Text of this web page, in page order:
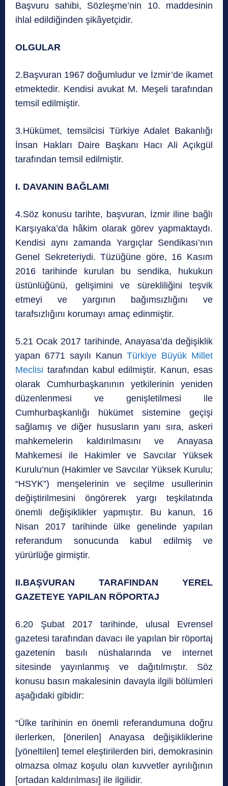
Başvuru sahibi, Sözleşme’nin 10. maddesinin
ihlal edildiğinden şikâyetçidir.
OLGULAR
2.Başvuran 1967 doğumludur ve İzmir’de ikamet
etmektedir. Kendisi avukat M. Meşeli tarafından
temsil edilmiştir.
3.Hükümet, temsilcisi Türkiye Adalet Bakanlığı
İnsan Hakları Daire Başkanı Hacı Ali Açıkgül
tarafından temsil edilmiştir.
I. DAVANIN BAĞLAMI
4.Söz konusu tarihte, başvuran, İzmir iline bağlı
Karşıyaka’da hâkim olarak görev yapmaktaydı.
Kendisi aynı zamanda Yargıçlar Sendikası’nın
Genel Sekreteriydi. Tüzüğüne göre, 16 Kasım
2016 tarihinde kurulan bu sendika, hukukun
üstünlüğünü, gelişimini ve sürekliliğini teşvik
etmeyi ve yargının bağımsızlığını ve
tarafsızlığını korumayı amaç edinmiştir.
5.21 Ocak 2017 tarihinde, Anayasa’da değişiklik
yapan 6771 sayılı Kanun Türkiye Büyük Millet
Meclisi tarafından kabul edilmiştir. Kanun, esas
olarak Cumhurbaşkanının yetkilerinin yeniden
düzenlenmesi ve genişletilmesi ile
Cumhurbaşkanlığı hükümet sistemine geçişi
sağlamış ve diğer hususların yanı sıra, askeri
mahkemelerin kaldırılmasını ve Anayasa
Mahkemesi ile Hakimler ve Savcılar Yüksek
Kurulu’nun (Hakimler ve Savcılar Yüksek Kurulu;
“HSYK”) menşelerinin ve seçilme usullerinin
değiştirilmesini öngörerek yargı teşkilatında
önemli değişiklikler yapmıştır. Bu kanun, 16
Nisan 2017 tarihinde ülke genelinde yapılan
referandum sonucunda kabul edilmiş ve
yürürlüğe girmiştir.
II.BAŞVURAN TARAFINDAN YEREL
GAZETEYE YAPILAN RÖPORTAJ
6.20 Şubat 2017 tarihinde, ulusal Evrensel
gazetesi tarafından davacı ile yapılan bir röportaj
gazetenin basılı nüshalarında ve internet
sitesinde yayınlanmış ve dağıtılmıştır. Söz
konusu basın makalesinin davayla ilgili bölümleri
aşağıdaki gibidir:
“Ülke tarihinin en önemli referandumuna doğru
ilerlerken, [önerilen] Anayasa değişikliklerine
[yöneltilen] temel eleştirilerden biri, demokrasinin
olmazsa olmaz koşulu olan kuvvetler ayrılığının
[ortadan kaldırılması] ile ilgilidir.